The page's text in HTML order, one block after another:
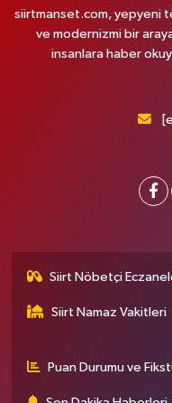
siirtmanset.com, yepyeni
ve modernizmi bir
insanlara haber
Siirt Nöbetçi
Siirt Namaz Vakitleri
Puan Durumu ve